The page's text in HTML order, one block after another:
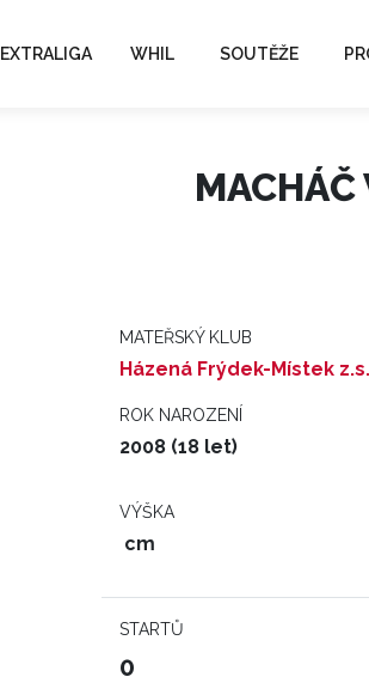
EXTRALIGA WHIL SOUTĚŽE
MACHÁČ
MATEŘSKÝ KLUB
Házená Frýdek-Místek z.s.
ROK NAROZENÍ
2008 (18 let)
VÝŠKA
cm
STARTŮ
0